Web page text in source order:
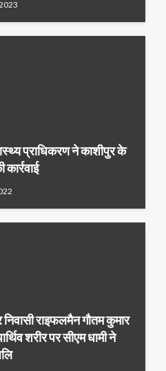
प्राधिकरण ने काशीपुर के
निवासी राइफलमैन गौतम कुमार
शरीर पर सीएम धामी ने